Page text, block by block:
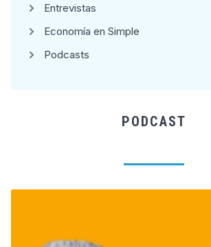
Entrevistas
Economía en Simple
Podcasts
PODCAST